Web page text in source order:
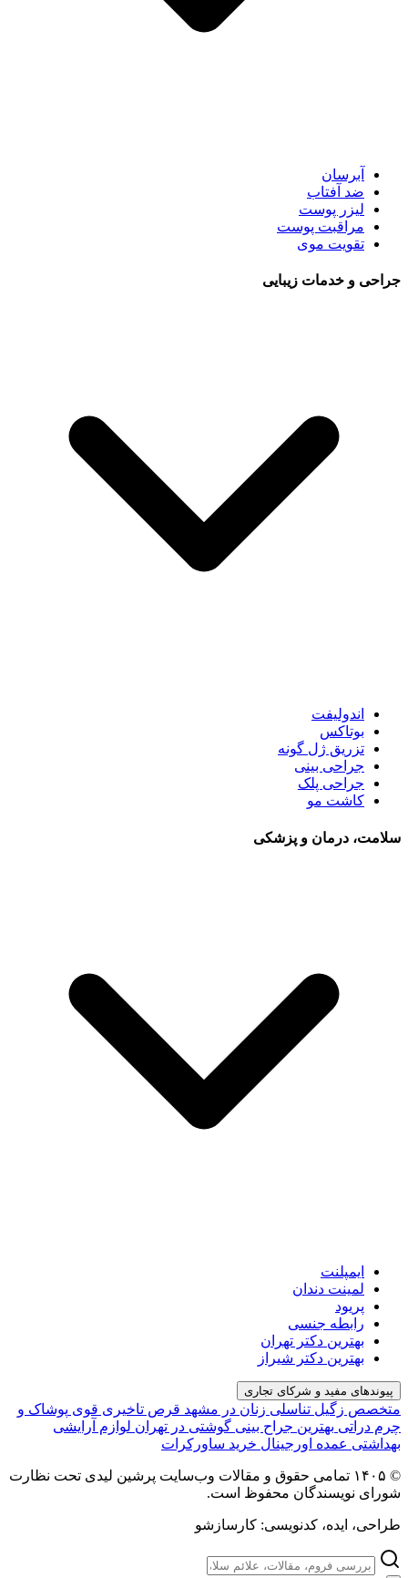
آبرسان
ضد آفتاب
لیزر پوست
مراقبت پوست
تقویت موی
جراحی و خدمات زیبایی
اندولیفت
بوتاکس
تزریق ژل گونه
جراحی بینی
جراحی پلک
کاشت مو
سلامت، درمان و پزشکی
ایمپلنت
لمینت دندان
پریود
رابطه جنسی
بهترین دکتر تهران
بهترین دکتر شیراز
پیوندهای مفید و شرکای تجاری
متخصص زگیل تناسلی زنان در مشهد قرص تاخیری قوی پوشاک و
چرم دراتی بهترین جراح بینی گوشتی در تهران لوازم آرایشی
بهداشتی عمده اورجینال خرید ساورکرات
© ۱۴۰۵ تمامی حقوق و مقالات وب‌سایت پرشین لیدی تحت نظارت
شورای نویسندگان محفوظ است.
طراحی، ایده، کدنویسی: کارسازشو